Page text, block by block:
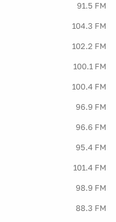
91.5 FM
104.3 FM
102.2 FM
100.1 FM
100.4 FM
96.9 FM
96.6 FM
95.4 FM
101.4 FM
98.9 FM
88.3 FM